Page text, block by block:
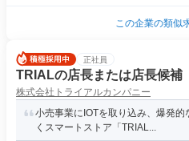
この企業の類似
正社員
TRIALの店長または店長候補
株式会社トライアルカンパニー
小売事業にIOTを取り込み、爆発
くスマートストア「TRIAL...